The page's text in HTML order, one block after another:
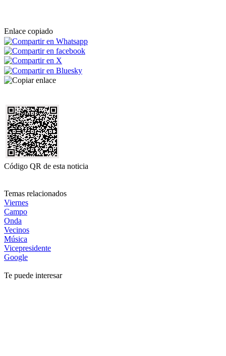
Enlace copiado
Código QR de esta noticia
Temas relacionados
Viernes
Campo
Onda
Vecinos
Música
Vicepresidente
Google
Te puede interesar